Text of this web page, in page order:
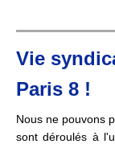
Vie
Paris 8 !
Nous ne pouvons
sont déroulés à